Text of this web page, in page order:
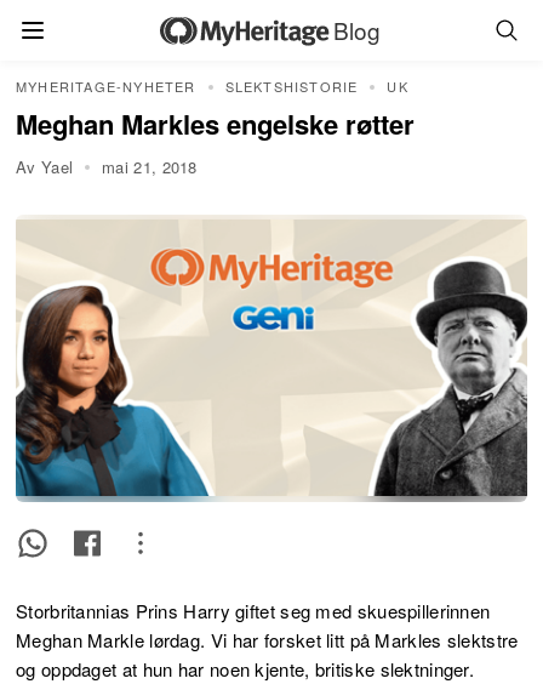
Blog
MYHERITAGE-NYHETER SLEKTSHISTORIE UK
Meghan Markles engelske røtter
Av Yael mai 21, 2018
Storbritannias Prins Harry giftet seg med skuespillerinnen
Meghan Markle lørdag. Vi har forsket litt på Markles slektstre
og oppdaget at hun har noen kjente, britiske slektninger.